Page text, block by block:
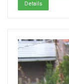
Details